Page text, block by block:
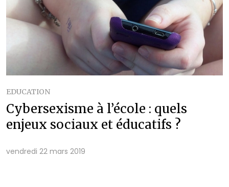
EDUCATION
Cybersexisme à l’école : quels
enjeux sociaux et éducatifs ?
vendredi 22 mars 2019